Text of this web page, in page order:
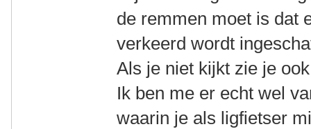
de remmen moet is dat
verkeerd wordt
Als je niet kijkt zie je
Ik ben me er echt wel
waarin je als ligfietser